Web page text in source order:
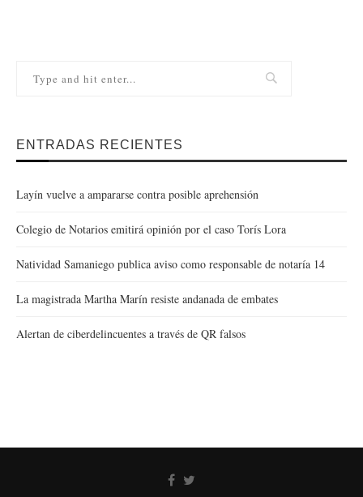
ENTRADAS RECIENTES
Layín vuelve a ampararse contra posible aprehensión
Colegio de Notarios emitirá opinión por el caso Torís Lora
Natividad Samaniego publica aviso como responsable de notaría 14
La magistrada Martha Marín resiste andanada de embates
Alertan de ciberdelincuentes a través de QR falsos